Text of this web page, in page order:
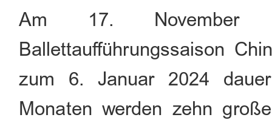
Am 17.
Ballettaufführungssaison
zum 6. Januar 2024
Monaten werden zehn